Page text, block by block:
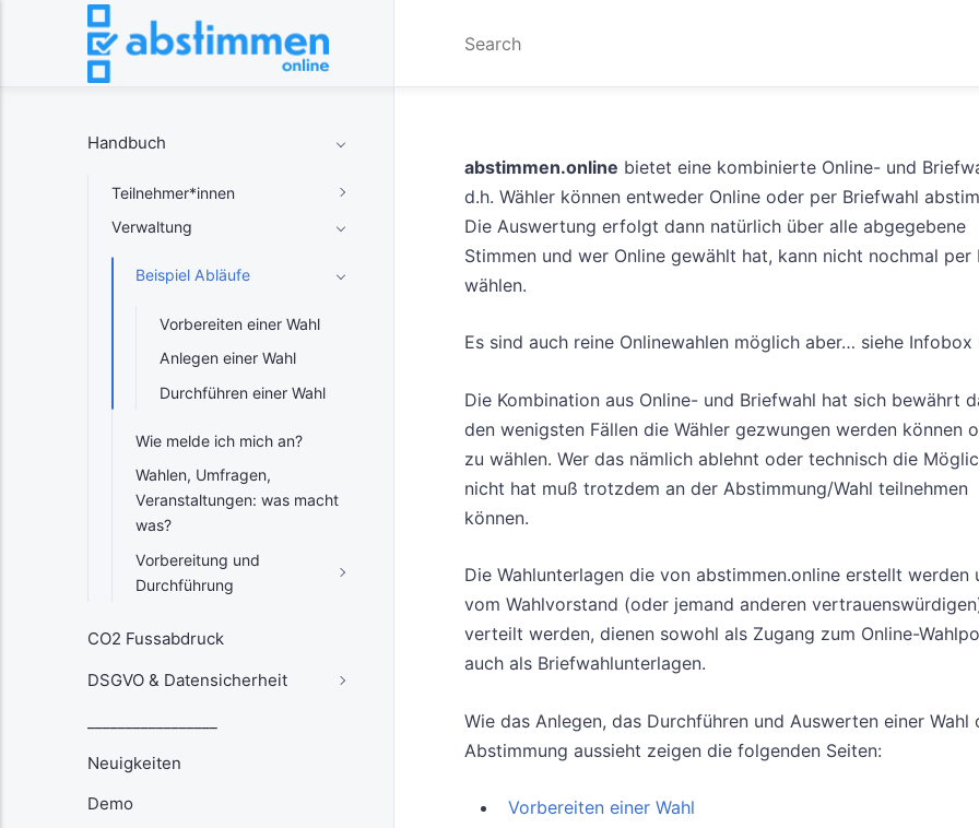
abstimmen.online bietet eine kombinierte Online- und
d.h. Wähler können entweder Online oder per Briefwahl
Die Auswertung erfolgt dann natürlich über alle abgegebene
Stimmen und wer Online gewählt hat, kann nicht nochmal per
wählen.
Es sind auch reine Onlinewahlen möglich aber… siehe Infobox
Die Kombination aus Online- und Briefwahl hat sich bewährt
den wenigsten Fällen die Wähler gezwungen werden können
zu wählen. Wer das nämlich ablehnt oder technisch die
nicht hat muß trotzdem an der Abstimmung/Wahl teilnehmen
können.
Die Wahlunterlagen die von abstimmen.online erstellt werden
vom Wahlvorstand (oder jemand anderen
verteilt werden, dienen sowohl als Zugang zum Online-
auch als Briefwahlunterlagen.
Wie das Anlegen, das Durchführen und Auswerten einer Wahl
Abstimmung aussieht zeigen die folgenden Seiten:
Vorbereiten einer Wahl
Handbuch
Teilnehmer*innen
Verwaltung
Beispiel Abläufe
Vorbereiten einer Wahl
Anlegen einer Wahl
Durchführen einer Wahl
Wie melde ich mich an?
Wahlen, Umfragen,
Veranstaltungen: was macht
was?
Vorbereitung und
Durchführung
CO2 Fussabdruck
DSGVO & Datensicherheit
Neuigkeiten
Demo